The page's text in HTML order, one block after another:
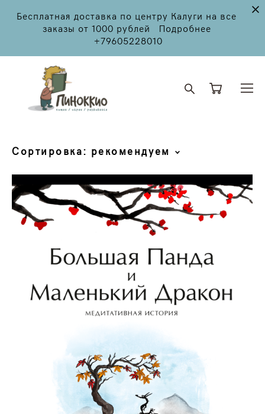
Бесплатная доставка по центру Калуги на все
заказы от 1000 рублей Подробнее
+79605228010
Сортировка: рекомендуем